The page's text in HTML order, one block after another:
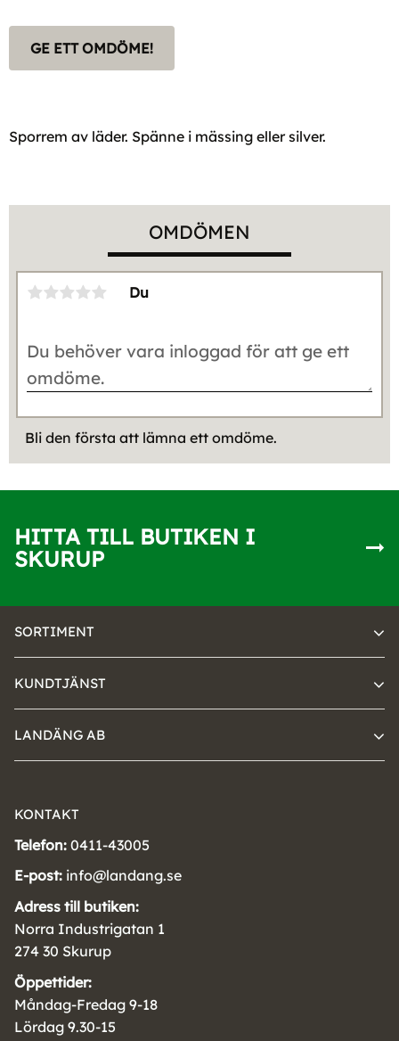
GE ETT OMDÖME!
Sporrem av läder. Spänne i mässing eller silver.
OMDÖMEN
Du
Bli den första att lämna ett omdöme.
HITTA TILL BUTIKEN I
SKURUP
SORTIMENT
KUNDTJÄNST
LANDÄNG AB
KONTAKT
Telefon: 0411-43005
E-post: info@landang.se
Adress till butiken:
Norra Industrigatan 1
274 30 Skurup
Öppettider:
Måndag-Fredag 9-18
Lördag 9.30-15